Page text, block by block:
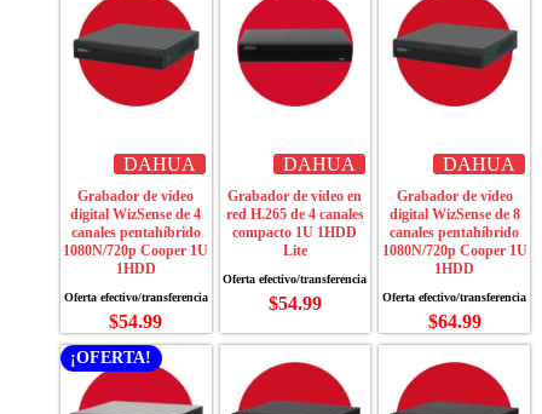
DAHUA
Grabador de vídeo
digital WizSense de 4
canales pentahíbrido
1080N/720p Cooper 1U
1HDD
$54.99
DAHUA
Grabador de vídeo en
red H.265 de 4 canales
compacto 1U 1HDD
Lite
$54.99
DAHUA
Grabador de vídeo
digital WizSense de 8
canales pentahíbrido
1080N/720p Cooper 1U
1HDD
$64.99
¡OFERTA!